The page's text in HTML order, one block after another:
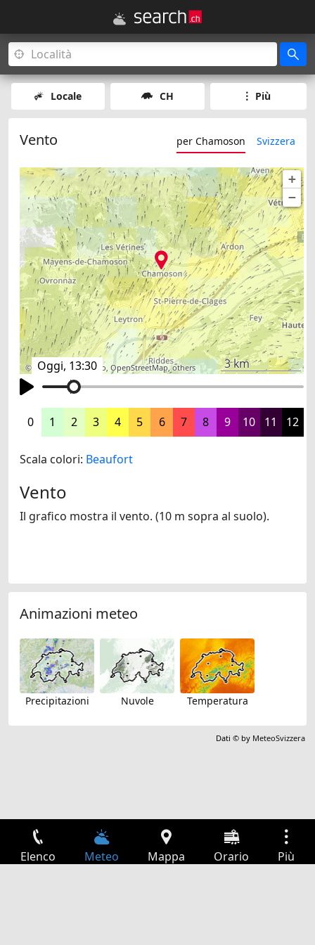
Locale CH Più
Vento per Chamoson Svizzera
Oggi, 13:30
+
−
©search.ch, swisstopo OpenStreetMap,others 3 km
0 1 2 3 4 5 6 7 8 9 10 11 12
Scala colori: Beaufort
Vento
Il grafico mostra il vento. (10 m sopra al suolo).
Animazioni meteo
Precipitazioni Nuvole Temperatura
Dati © by MeteoSvizzera
Elenco Meteo Mappa Orario Più